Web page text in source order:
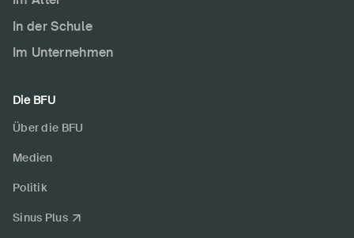
In der Schule
Im Unternehmen
Die BFU
Über die BFU
Medien
Politik
Sinus Plus